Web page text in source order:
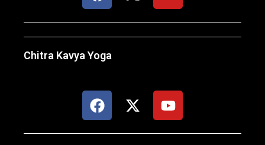
Chitra Kavya Yoga